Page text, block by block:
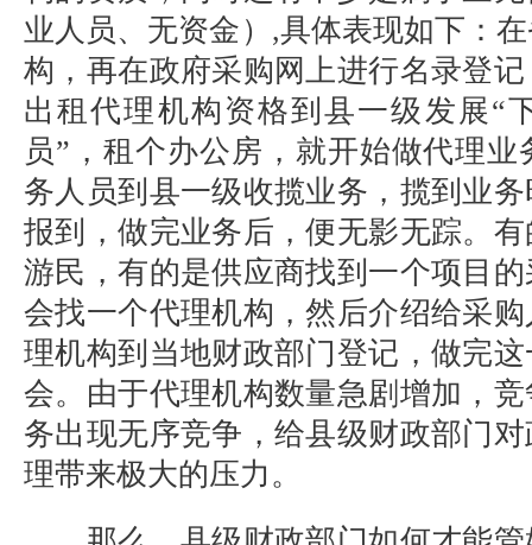
业人员、无资金） ,具体表现如下：
构，再在政府采购网上进行名录登
出租代理机构资格到县一级发展“
员”，租个办公房，就开始做代理
务人员到县一级收揽业务，揽到业
报到，做完业务后，便无影无踪。
游民，有的是供应商找到一个项目
会找一个代理机构，然后介绍给采
理机构到当地财政部门登记，做完
会。由于代理机构数量急剧增加，
务出现无序竞争，给县级财政部门
理带来极大的压力。